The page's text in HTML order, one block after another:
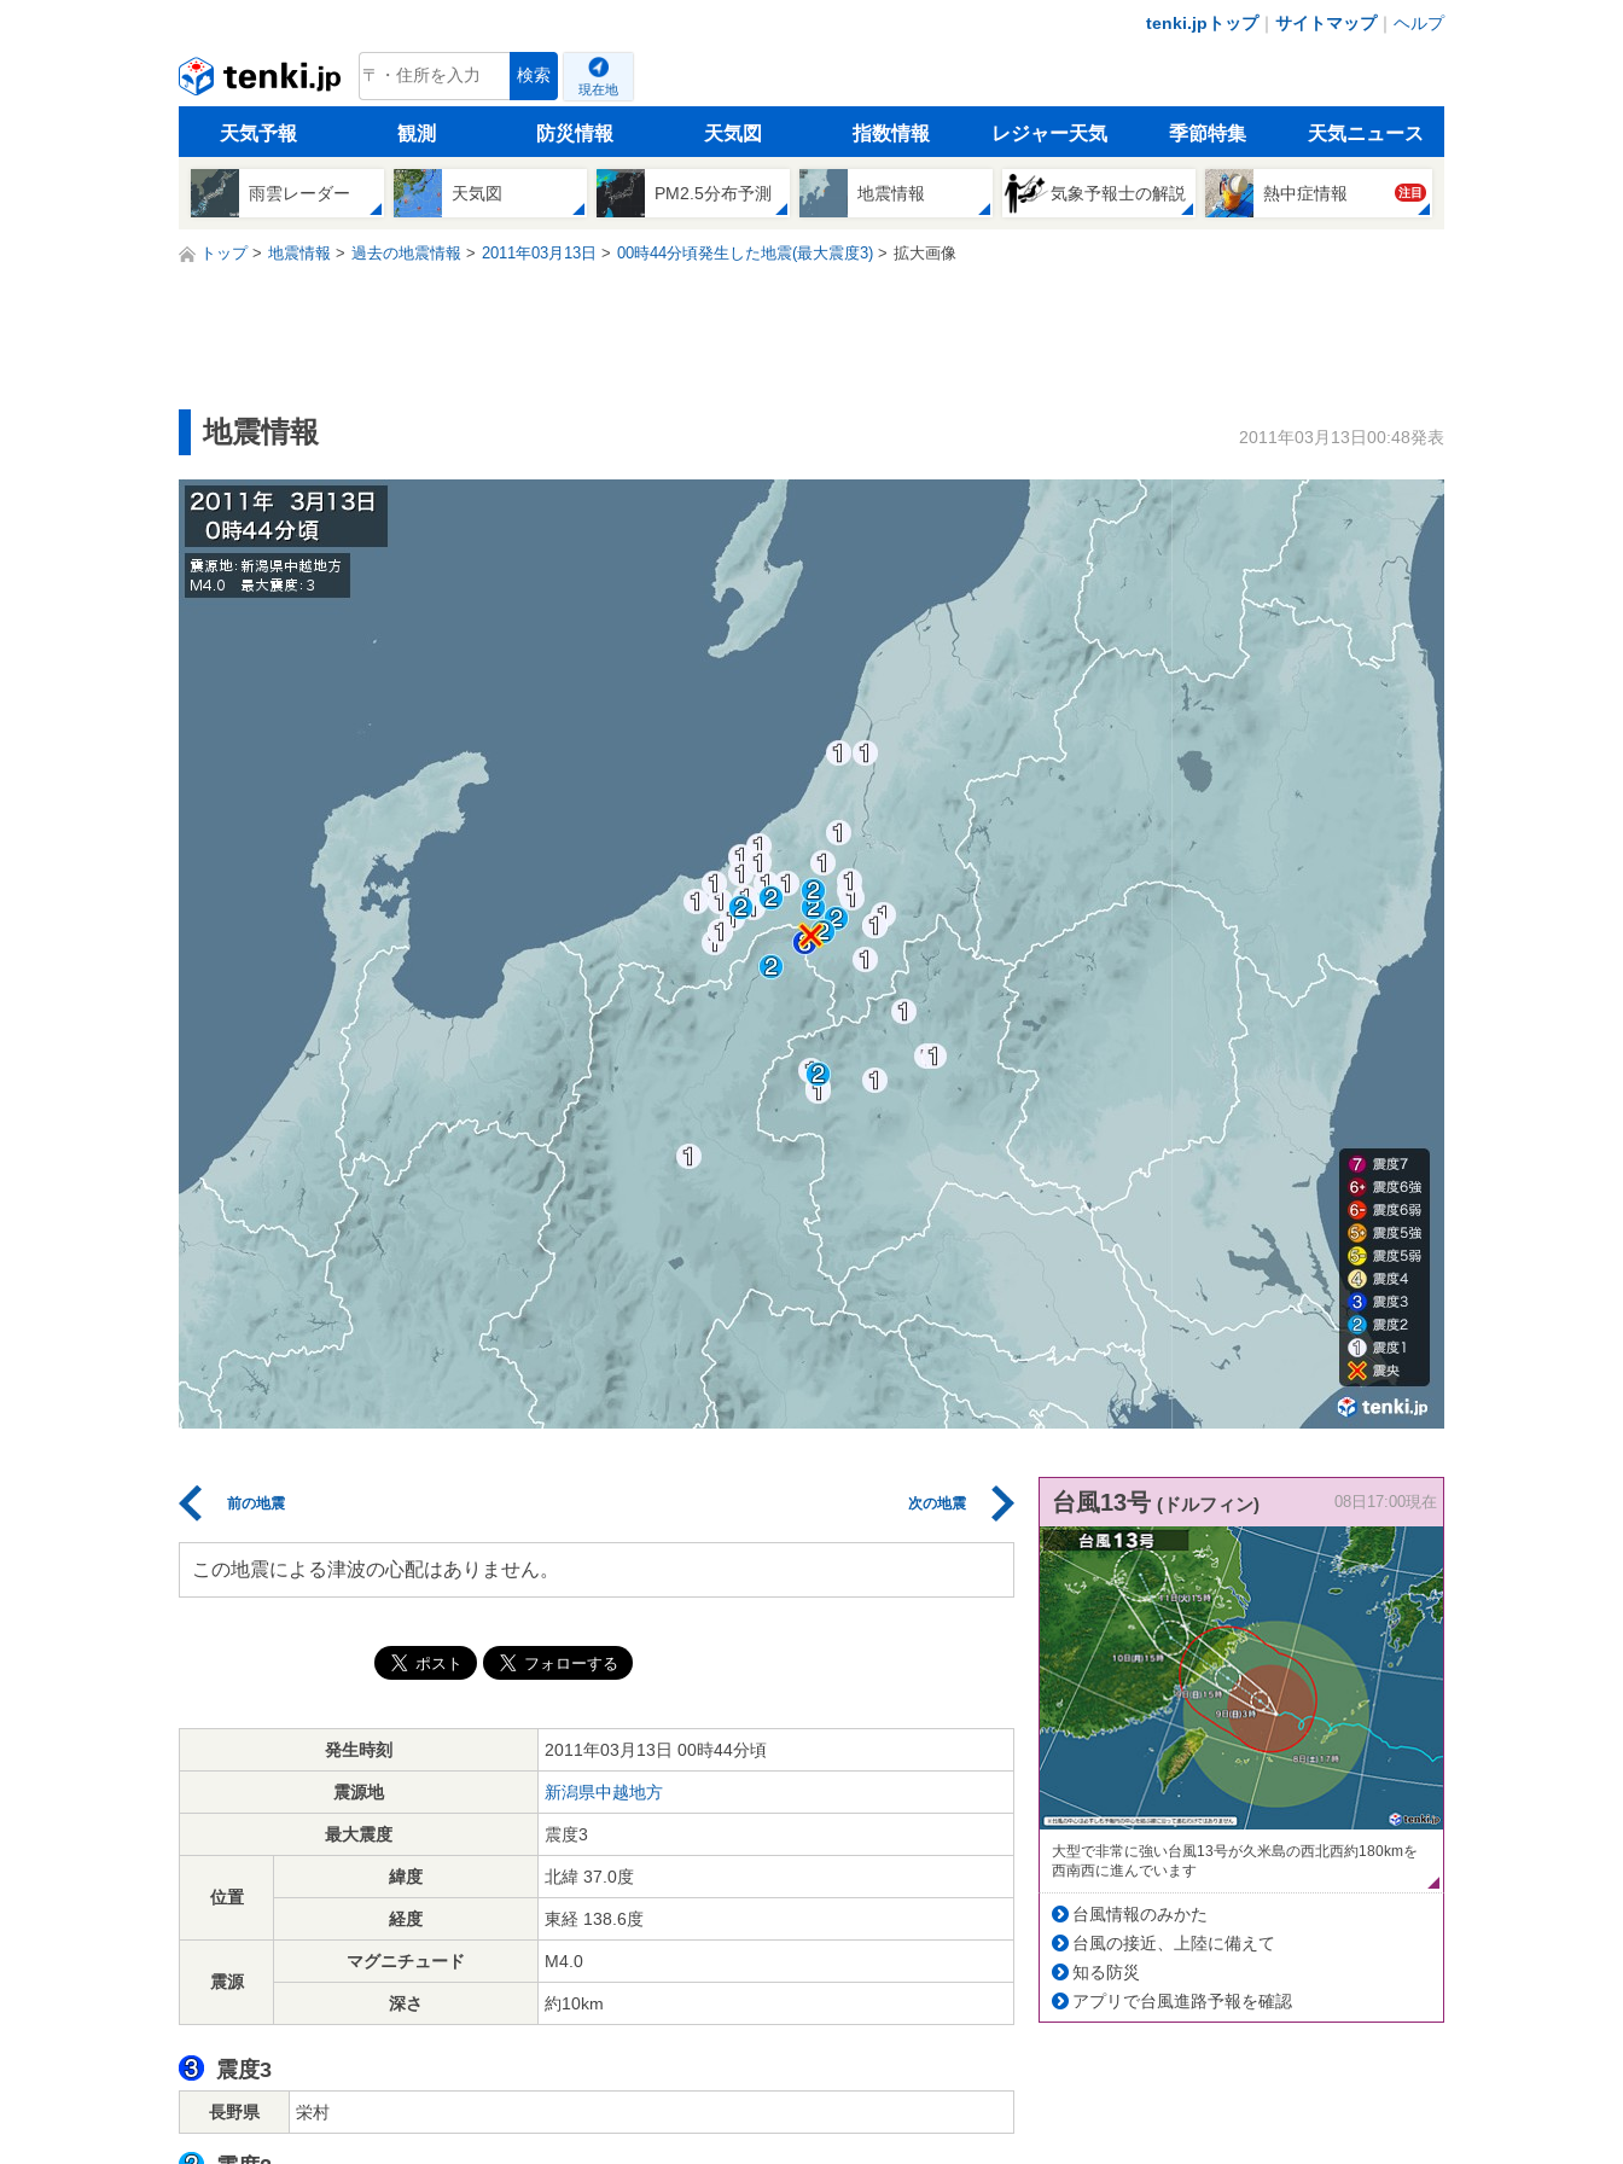
tenki.jpトップ｜ サイトマップ｜ ヘルプ
tenki.jp 検索
現在地
天気予報 観測 防災情報 天気図 指数情報 レジャー天気 季節特集 天気ニュース
雨雲レーダー 天気図 PM2.5分布予測 地震情報 気象予報士の解説 熱中症情報 注目
トップ 地震情報 過去の地震情報 2011年03月13日 00時44分頃発生した地震(最大震度3) 拡大画像
地震情報 2011年03月13日00:48発表
前の地震 次の地震
この地震による津波の心配はありません。
発生時刻 2011年03月13日 00時44分頃
震源地 新潟県中越地方
最大震度 震度3
位置
緯度 北緯 37.0度
経度 東経 138.6度
震源
マグニチュード M4.0
深さ 約10km
震度3
長野県 栄村
台風13号 (ドルフィン) 08日17:00現在
大型で非常に強い台風13号が久米島の西北西約180kmを
西南西に進んでいます
台風情報のみかた
台風の接近、上陸に備えて
知る防災
アプリで台風進路予報を確認